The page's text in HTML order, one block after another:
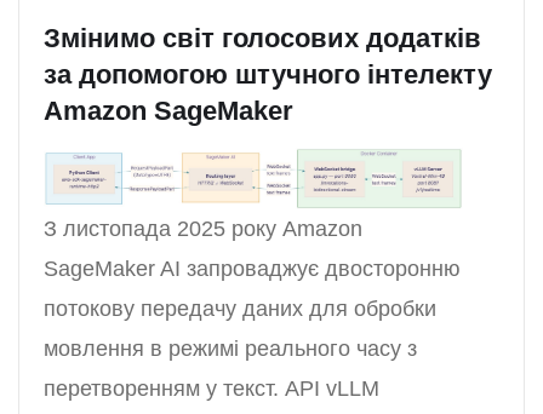
Змінимо світ голосових додатків
за допомогою штучного інтелекту
Amazon SageMaker
З листопада 2025 року Amazon
SageMaker AI запроваджує двосторонню
потокову передачу даних для обробки
мовлення в режимі реального часу з
перетворенням у текст. API vLLM